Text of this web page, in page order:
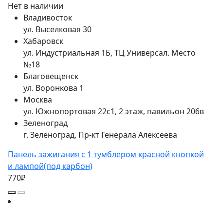
Нет в наличии
Владивосток
ул. Выселковая 30
Хабаровск
ул. Индустриальная 1Б, ТЦ Универсал. Место
№18
Благовещенск
ул. Воронкова 1
Москва
ул. Южнопортовая 22с1, 2 этаж, павильон 206в
Зеленоград
г. Зеленоград, Пр-кт Генерала Алексеева
Панель зажигания с 1 тумблером красной кнопкой
и лампой(под карбон)
770₽